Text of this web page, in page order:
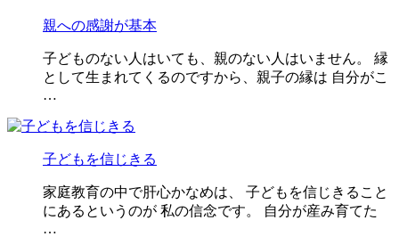
親への感謝が基本
子どものない人はいても、親のない人はいません。 縁
として生まれてくるのですから、親子の縁は 自分がこ
…
子どもを信じきる
家庭教育の中で肝心かなめは、 子どもを信じきること
にあるというのが 私の信念です。 自分が産み育てた
…